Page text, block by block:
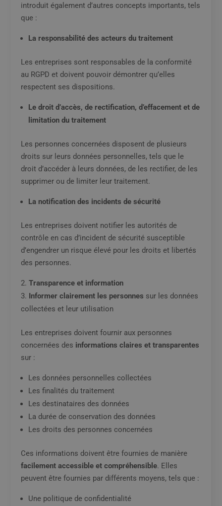
introduit également d’autres concepts importants, tels
que :
La responsabilité des acteurs du traitement
Les entreprises sont responsables de la conformité
au RGPD et doivent pouvoir démontrer qu’elles
respectent ses dispositions.
Le droit d’accès, de rectification, d’effacement et de
limitation du traitement
Les personnes concernées disposent de plusieurs
droits sur leurs données personnelles, tels que le
droit d’accéder à leurs données, de les rectifier, de les
supprimer ou de limiter leur traitement.
La notification des incidents de sécurité
Les entreprises doivent notifier les autorités de
contrôle en cas d’incident de sécurité susceptible
d’engendrer un risque élevé pour les droits et libertés
des personnes.
Transparence et information
Informer clairement les personnes sur les données
collectées et leur utilisation
Les entreprises doivent fournir aux personnes
concernées des informations claires et transparentes
sur :
Les données personnelles collectées
Les finalités du traitement
Les destinataires des données
La durée de conservation des données
Les droits des personnes concernées
Ces informations doivent être fournies de manière
facilement accessible et compréhensible. Elles
peuvent être fournies par différents moyens, tels que :
Une politique de confidentialité